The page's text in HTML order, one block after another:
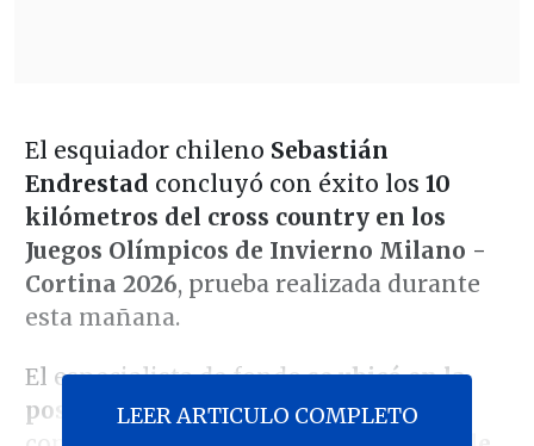
El esquiador chileno Sebastián
Endrestad concluyó con éxito los 10
kilómetros del cross country en los
Juegos Olímpicos de Invierno Milano -
Cortina 2026, prueba realizada durante
esta mañana.
El especialista de fondose ubicó en la
posición 92°de 111 participantes y
LEER ARTICULO COMPLETO